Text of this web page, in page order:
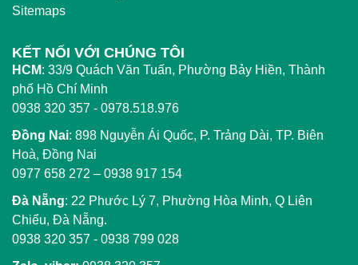
Sitemaps
KẾT NỐI VỚI CHÚNG TÔI
HCM: 33/9 Quách Văn Tuấn, Phường Bảy Hiền, Thành
phố Hồ Chí Minh
0938 320 357 - 0978.518.976
Đồng Nai: 898 Nguyễn Ái Quốc, P. Trảng Dài, TP. Biên
Hoà, Đồng Nai
0977 658 272 – 0938 917 154
Đà Nẵng: 22 Phước Lý 7, Phường Hòa Minh, Q Liên
Chiểu, Đà Nẵng.
0938 320 357 - 0938 799 028